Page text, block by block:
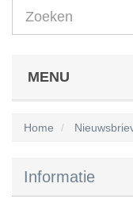
MENU
Home
Informatie